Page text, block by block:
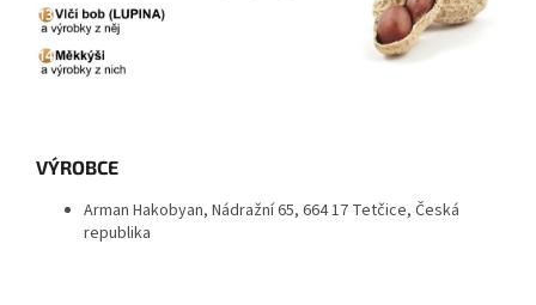
VÝROBCE
Arman Hakobyan, Nádražní 65, 664 17 Tetčice, Česká
republika